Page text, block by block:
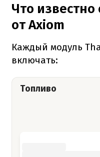
Что
от Axiom
Каждый модуль
включать:
Топливо